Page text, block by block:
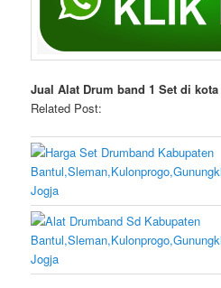
Jual Alat Drum band 1 Set di
Related Post: